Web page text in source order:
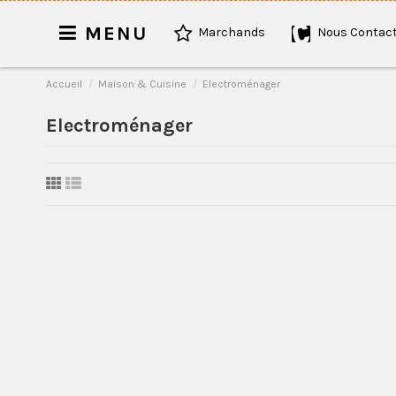
MENU Marchands Nous
Accueil Maison & Cuisine Electroménager
Electroménager